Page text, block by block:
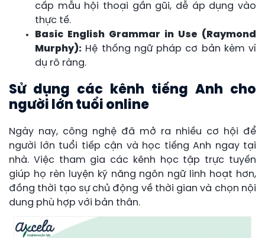
cấp mẫu hội thoại gần gũi, dễ áp dụng vào
thực tế.
Basic English Grammar in Use (Raymond
Murphy): Hệ thống ngữ pháp cơ bản kèm ví
dụ rõ ràng.
Sử dụng các kênh tiếng Anh cho
người lớn tuổi online
Ngày nay, công nghệ đã mở ra nhiều cơ hội để
người lớn tuổi tiếp cận và học tiếng Anh ngay tại
nhà. Việc tham gia các kênh học tập trực tuyến
giúp họ rèn luyện kỹ năng ngôn ngữ linh hoạt hơn,
đồng thời tạo sự chủ động về thời gian và chọn nội
dung phù hợp với bản thân.